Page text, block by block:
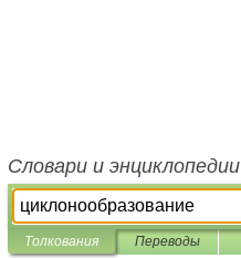
Словари и
Толкования Переводы